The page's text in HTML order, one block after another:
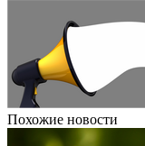
Похожие новости